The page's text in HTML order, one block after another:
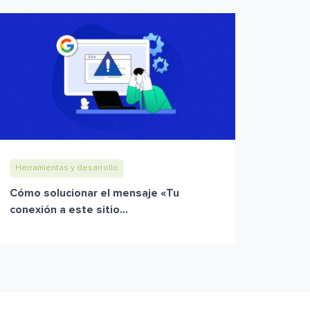
Herramientas y desarrollo
Cómo solucionar el mensaje «Tu
conexión a este sitio...